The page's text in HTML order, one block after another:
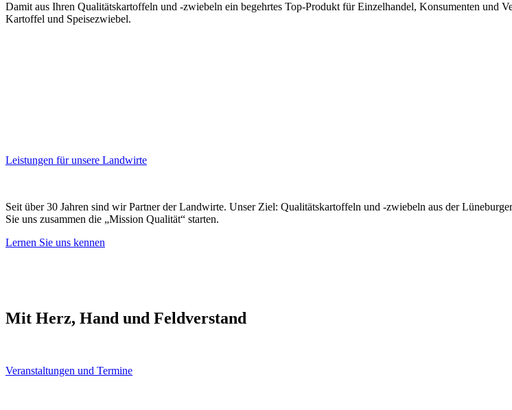
Damit aus Ihren Qualitätskartoffeln und -zwiebeln ein begehrtes Top-Produkt für Einzelhandel, Konsumenten und
Kartoffel und Speisezwiebel.
Leistungen für unsere Landwirte
Seit über 30 Jahren sind wir Partner der Landwirte. Unser Ziel: Qualitätskartoffeln und -zwiebeln aus der
Sie uns zusammen die „Mission Qualität“ starten.
Lernen Sie uns kennen
Mit Herz, Hand und Feldverstand
Veranstaltungen und Termine